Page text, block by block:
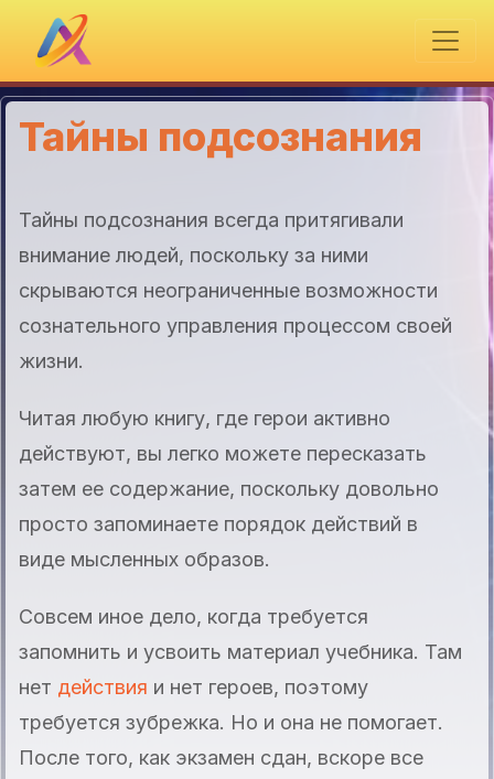
Тайны подсознания
Тайны подсознания всегда притягивали
внимание людей, поскольку за ними
скрываются неограниченные возможности
сознательного управления процессом своей
жизни.
Читая любую книгу, где герои активно
действуют, вы легко можете пересказать
затем ее содержание, поскольку довольно
просто запоминаете порядок действий в
виде мысленных образов.
Совсем иное дело, когда требуется
запомнить и усвоить материал учебника. Там
нет действия и нет героев, поэтому
требуется зубрежка. Но и она не помогает.
После того, как экзамен сдан, вскоре все